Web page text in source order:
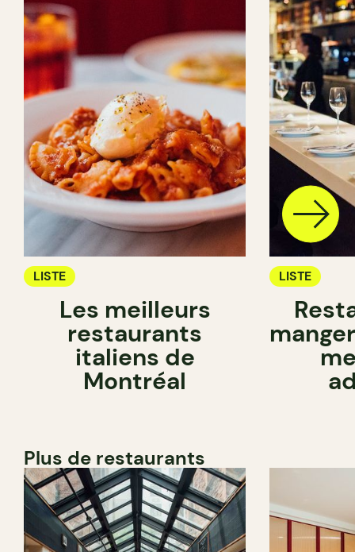
LISTE
Les meilleurs
restaurants
italiens de
Montréal
LISTE
Plus de restaurants